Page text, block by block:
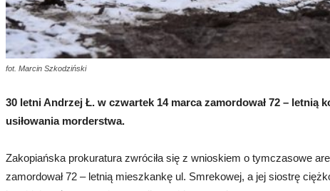
fot. Marcin Szkodziński
30 letni Andrzej Ł. w czwartek 14 marca zamordował 72 – letnią
usiłowania morderstwa.
Zakopiańska prokuratura zwróciła się z wnioskiem o tymczasowe
zamordował 72 – letnią mieszkankę ul. Smrekowej, a jej siostrę